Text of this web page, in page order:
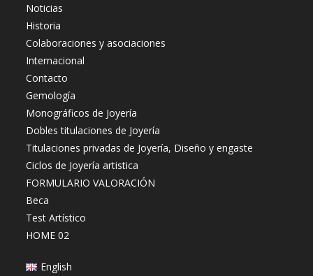
Noticias
Historia
Colaboraciones y asociaciones
Internacional
Contacto
Gemología
Monográficos de Joyería
Dobles titulaciones de Joyería
Titulaciones privadas de Joyería, Diseño y engaste
Ciclos de Joyería artistica
FORMULARIO VALORACIÓN
Beca
Test Artístico
HOME 02
English